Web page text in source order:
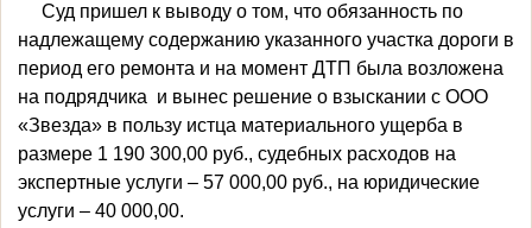
Суд пришел к выводу о том, что обязанность по
надлежащему содержанию указанного участка дороги в
период его ремонта и на момент ДТП была возложена
на подрядчика и вынес решение о взыскании с ООО
«Звезда» в пользу истца материального ущерба в
размере 1 190 300,00 руб., судебных расходов на
экспертные услуги – 57 000,00 руб., на юридические
услуги – 40 000,00.